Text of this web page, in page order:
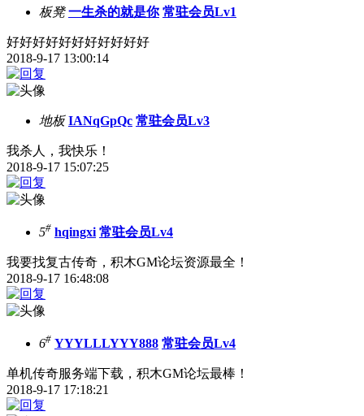
板凳 一生杀的就是你 常驻会员Lv1
好好好好好好好好好好好
2018-9-17 13:00:14
地板 IANqGpQc 常驻会员Lv3
我杀人，我快乐！
2018-9-17 15:07:25
5# hqingxi 常驻会员Lv4
我要找复古传奇，积木GM论坛资源最全！
2018-9-17 16:48:08
6# YYYLLLYYY888 常驻会员Lv4
单机传奇服务端下载，积木GM论坛最棒！
2018-9-17 17:18:21